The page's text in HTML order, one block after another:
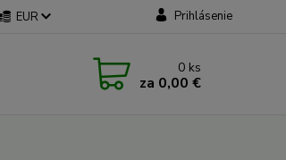
EUR Prihlásenie
0 ks
za 0,00 €